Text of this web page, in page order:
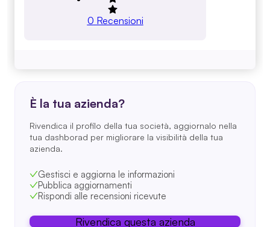
0 Recensioni
È la tua azienda?
Rivendica il profilo della tua società, aggiornalo nella
tua dashborad per migliorare la visibilità della tua
azienda.
Gestisci e aggiorna le informazioni
Pubblica aggiornamenti
Rispondi alle recensioni ricevute
Rivendica questa azienda